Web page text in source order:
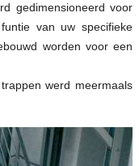
gedimensioneerd voor
van uw specifieke
worden voor een
werd meermaals